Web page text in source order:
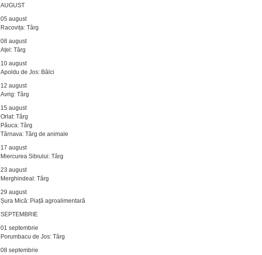
AUGUST
05 august
Racovița: Târg
08 august
Ațel: Târg
10 august
Apoldu de Jos: Bâlci
12 august
Avrig: Târg
15 august
Orlat: Târg
Păuca: Târg
Târnava: Târg de animale
17 august
Miercurea Sibiului: Târg
23 august
Merghindeal: Târg
29 august
Șura Mică: Piață agroalimentară
SEPTEMBRIE
01 septembrie
Porumbacu de Jos: Târg
08 septembrie